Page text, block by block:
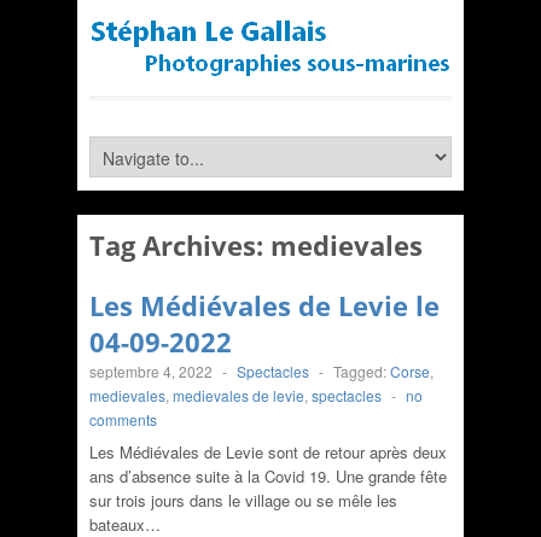
Tag Archives: medievales
Les Médiévales de Levie le
04-09-2022
septembre 4, 2022 - Spectacles - Tagged:Corse,
medievales, medievales de levie, spectacles - no
comments
Les Médiévales de Levie sont de retour après deux
ans d’absence suite à la Covid 19. Une grande fête
sur trois jours dans le village ou se mêle les
bateaux…